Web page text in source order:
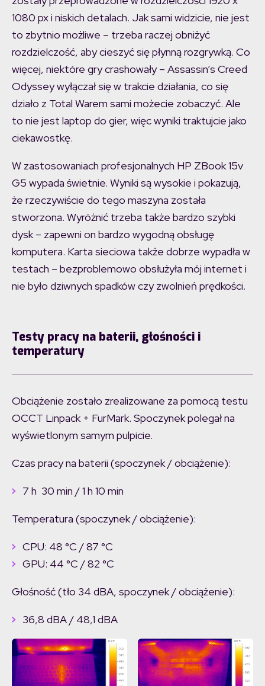
1080 px i niskich detalach. Jak sami widzicie, nie jest
to zbytnio możliwe – trzeba raczej obniżyć
rozdzielczość, aby cieszyć się płynną rozgrywką. Co
więcej, niektóre gry crashowały – Assassin’s Creed
Odyssey wyłączał się w trakcie działania, co się
działo z Total Warem sami możecie zobaczyć. Ale
to nie jest laptop do gier, więc wyniki traktujcie jako
ciekawostkę.
W zastosowaniach profesjonalnych HP ZBook 15v
G5 wypada świetnie. Wyniki są wysokie i pokazują,
że rzeczywiście do tego maszyna została
stworzona. Wyróżnić trzeba także bardzo szybki
dysk – zapewni on bardzo wygodną obsługę
komputera. Karta sieciowa także dobrze wypadła w
testach – bezproblemowo obsłużyła mój internet i
nie było dziwnych spadków czy zwolnień prędkości.
Testy pracy na baterii, głośności i
temperatury
Obciążenie zostało zrealizowane za pomocą testu
OCCT Linpack + FurMark. Spoczynek polegał na
wyświetlonym samym pulpicie.
Czas pracy na baterii (spoczynek / obciążenie):
7 h 30 min / 1 h 10 min
Temperatura (spoczynek / obciążenie):
CPU: 48 °C / 87 °C
GPU: 44 °C / 82 °C
Głośność (tło 34 dBA, spoczynek / obciążenie):
36,8 dBA / 48,1 dBA